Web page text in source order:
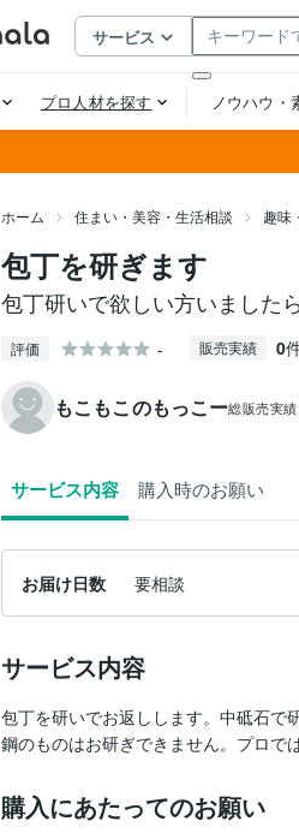
ホーム 住まい・美容・生活相談 趣味
包丁を研ぎます
包丁研いで欲しい方いました
評価 - 販売実績 0
もこもこのもっこー総販売実
サービス内容 購入時のお願い
お届け日数 要相談
サービス内容
包丁を研いでお返しします。中砥石で
鋼のものはお研ぎできません。プロで
購入にあたってのお願い